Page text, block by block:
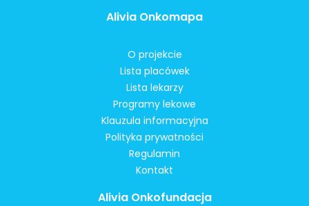
Alivia Onkomapa
O projekcie
Lista placówek
Lista lekarzy
Programy lekowe
Klauzula informacyjna
Polityka prywatności
Regulamin
Kontakt
Alivia Onkofundacja